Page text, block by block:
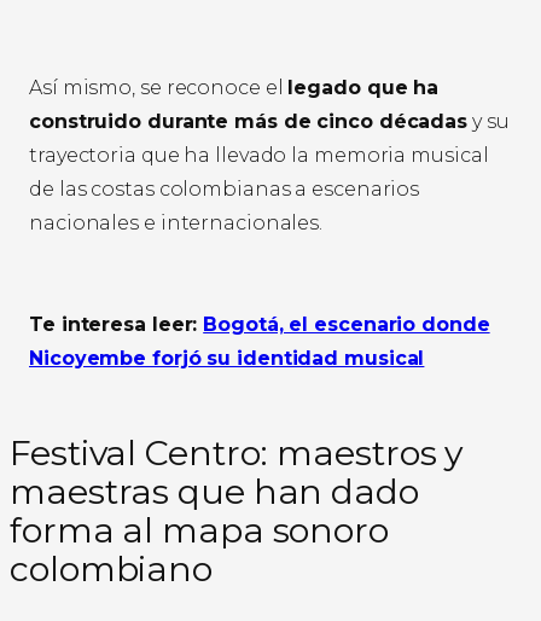
Así mismo, se reconoce el
legado que ha
construido durante más de cinco décadas y su
trayectoria que ha llevado la memoria musical
de las costas colombianas a escenarios
nacionales e internacionales.
Te interesa leer: Bogotá, el escenario donde
Nicoyembe forjó su identidad musical
Festival Centro: maestros y
maestras que han dado
forma al mapa sonoro
colombiano